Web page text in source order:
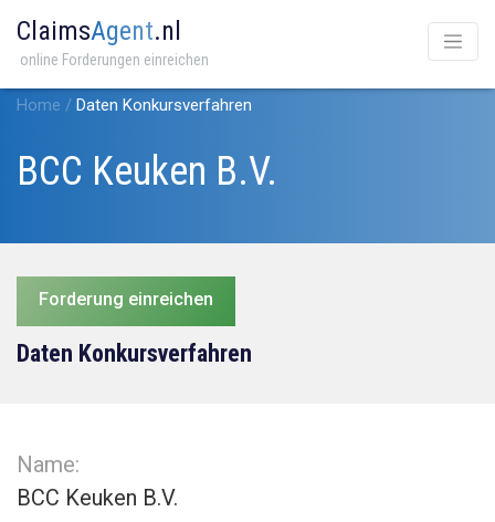
ClaimsAgent.nl
online Forderungen einreichen
Home / Daten Konkursverfahren
BCC Keuken B.V.
Forderung einreichen
Daten Konkursverfahren
Name:
BCC Keuken B.V.